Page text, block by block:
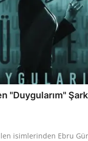
"Duygularım"
isimlerinden Ebru